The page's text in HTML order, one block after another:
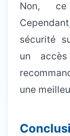
Non,
sécurité
un
une